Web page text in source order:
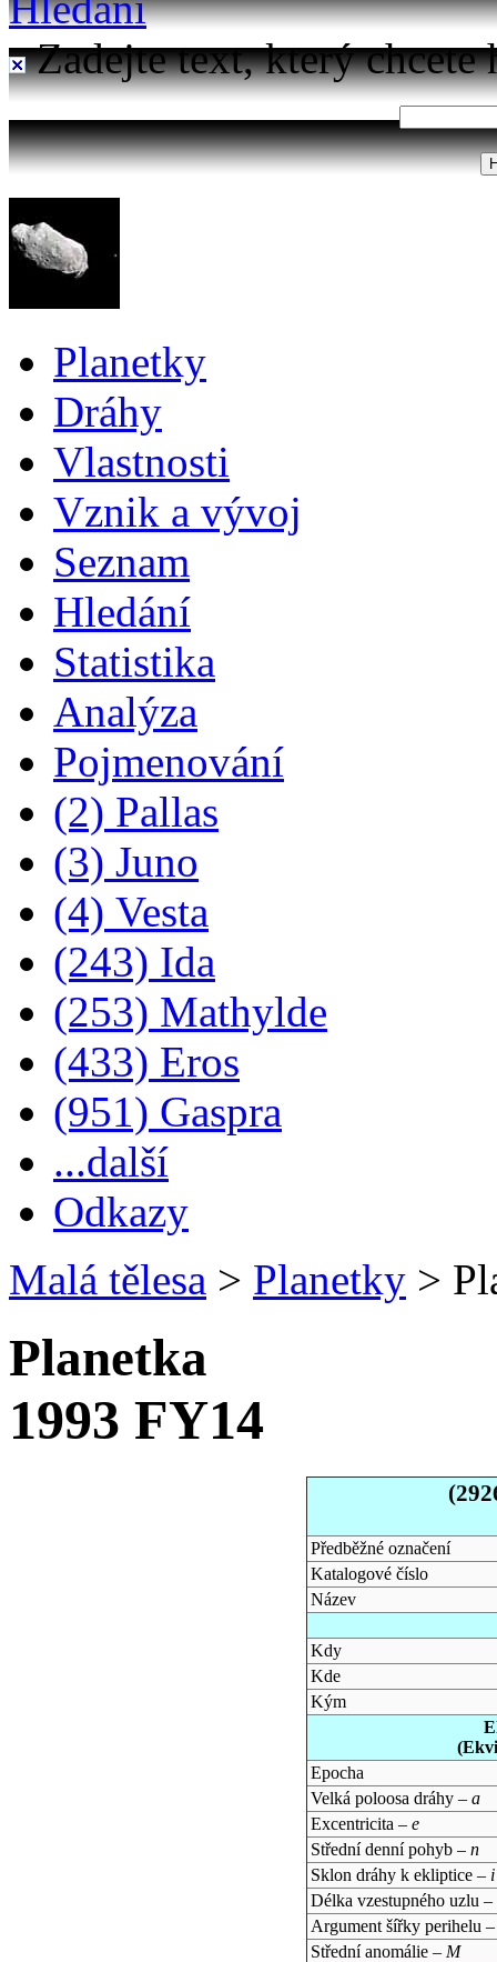
Zadejte text, který chcete
Planetky
Dráhy
Vlastnosti
Vznik a vývoj
Seznam
Hledání
Statistika
Analýza
Pojmenování
(2) Pallas
(3) Juno
(4) Vesta
(243) Ida
(253) Mathylde
(433) Eros
(951) Gaspra
...další
Odkazy
Malá tělesa > Planetky >
Planetka
1993 FY14
Předběžné označení
Katalogové číslo
Název
Kdy
Kde
Kým
Epocha
Velká poloosa dráhy – a
Excentricita – e
Střední denní pohyb – n
Sklon dráhy k ekliptice – i
Délka vzestupného uzlu –
Argument šířky perihelu
Střední anomálie – M